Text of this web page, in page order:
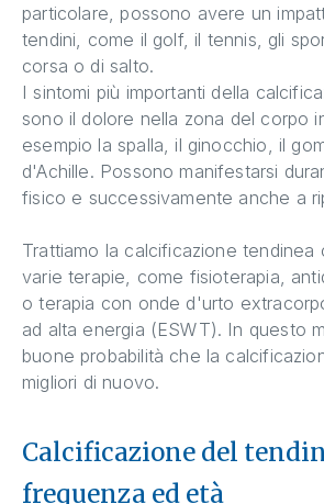
particolare, possono avere un
tendini, come il golf, il tennis, gli
corsa o di salto.
I sintomi più importanti della
sono il dolore nella zona del corpo
esempio la spalla, il ginocchio, il
d'Achille. Possono manifestarsi
fisico e successivamente anche a
Trattiamo la calcificazione tendinea
varie terapie, come fisioterapia,
o terapia con onde d'urto
ad alta energia (ESWT). In questo
buone probabilità che la
migliori di nuovo.
Calcificazione del
frequenza ed età